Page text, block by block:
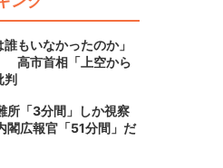
もいなかったのか」
高市首相「上空から
判
所「3分間」しか視察
広報官「51分間」だ